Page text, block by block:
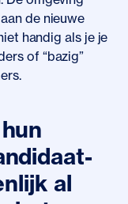
de nieuwe
handig als je je
of “bazig”
al